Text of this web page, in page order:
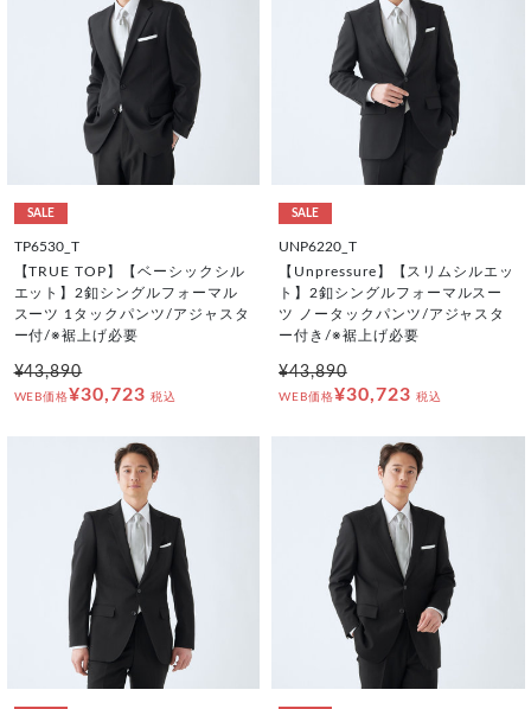
SALE
TP6530_T
【TRUE TOP】【ベーシックシル
エット】2釦シングルフォーマル
スーツ 1タックパンツ/アジャスタ
ー付/※裾上げ必要
¥43,890
WEB価格¥30,723 税込
SALE
UNP6220_T
【Unpressure】【スリムシルエッ
ト】2釦シングルフォーマルスー
ツ ノータックパンツ/アジャスタ
ー付き/※裾上げ必要
¥43,890
WEB価格¥30,723 税込